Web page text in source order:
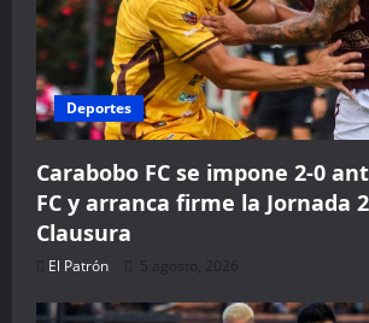
Deportes
Carabobo FC se impone 2-0
FC y arranca firme la Jornada
Clausura
El Patrón 5 agosto, 2026